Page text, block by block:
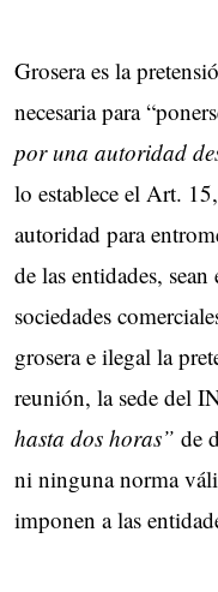
Grosera es la
necesaria para
por una autoridad
lo establece el Art.
autoridad para
de las entidades,
sociedades
grosera e ilegal la
reunión, la sede del
hasta dos horas” de
ni ninguna norma
imponen a las